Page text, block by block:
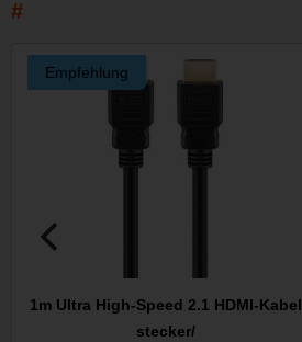
Empfehlung
1m Ultra High-Speed 2.1 HDMI-Kabel
stecker/